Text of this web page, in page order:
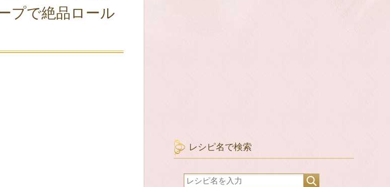
プで絶品ロール
レシピ名で検索